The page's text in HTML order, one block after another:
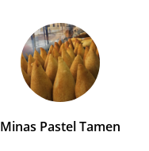
Minas Pastel Tamen